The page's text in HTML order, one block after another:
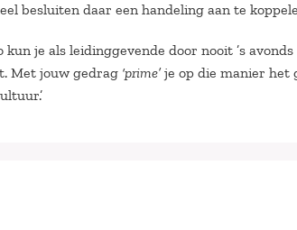
besluiten daar een handeling aan te
je als leidinggevende door nooit ’s avonds
Met jouw gedrag ‘prime’je op die manier het